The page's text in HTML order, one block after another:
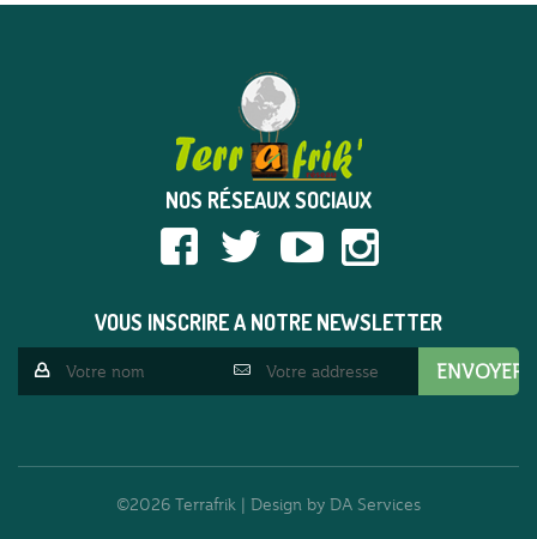
NOS RÉSEAUX SOCIAUX
VOUS INSCRIRE A NOTRE NEWSLETTER
©2026 Terrafrik | Design by DA Services